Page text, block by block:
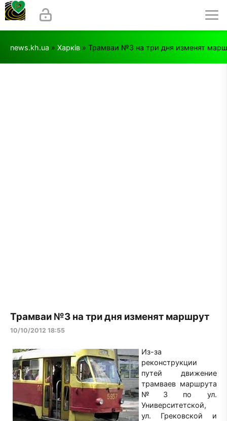
news.kh.ua » Харків » Трамваи №3 на три дня изменят
Трамваи №3 на три дня изменят маршрут
10/10/2012 18:55
Из-за
реконструкции
путей движение
трамваев маршрута
№3 по ул.
Университетской,
ул. Грековской и